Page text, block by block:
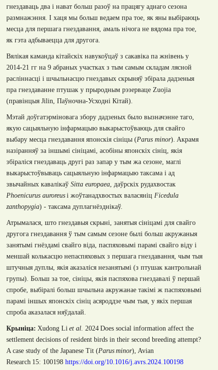
гнездаваць два і нават больш разоў на працягу аднаго сезона
размнажэння. І хаця мы больш ведаем пра тое, як яны выбіраюць
месца для першага гнездавання, амаль нічога не вядома пра тое,
як гэта адбываецца для другога.
Вялікая каманда кітайскіх навукоўцаў з сакавіка па жнівень у
2014-21 гг на 9 абраных участках з тым самым складам лясной
расліннасці і шчыльнасцю гнездавых скрыняў збірала дадзеныя
пра гнездаванне птушак у прыродным рэзерваце Zuojia
(правінцыя Jilin, Паўночна-Усходні Кітай).
Мэтай доўгатэрміновага збору дадзеных было вызначэнне таго,
якую сацыяльную інфармацыю выкарыстоўваюць для свайго
выбару месца гнездавання японскія сініцы(Parus minor). Акрамя
назіранняў за іншымі сініцамі, асобіны японскіх сініц, якія
збіраліся гнездаваць другі раз запар у тым жа сезоне, маглі
выкарыстоўвываць сацыяльную інфармацыю таксама і ад
звычайных кавалікаў Sitta europaea, даўрскіх рудахвостак
Phoenicurus auroreus і жоўтанадхвостых валасяніц Ficedula
zanthopygia) - таксама дуплагнёзднікаў.
Атрымалася, што гнездавыя скрыні, занятыя сініцамі для свайго
другога гнездавання ў тым самым сезоне былі больш акружаныя
занятымі гнёздамі свайго віда, паспяховымі парамі свайго віду і
меншай колькасцю непаспяховых з першага гнездавання, чым тыя
штучныя дуплы, якія аказаліся незанятымі (з птушак кантрольнай
групы). Больш за тое, сініцы, якія паспяхова гнездавалі ў першай
спробе, выбіралі больш шчыльна акружанае такімі ж паспяховымі
парамі іншых японскіх сініц асяроддзе чым тыя, у якіх першая
спроба аказалася няўдалай.
Крыніца: Xudong Li et al. 2024 Does social information affect the
settlement decisions of resident birds in their second breeding attempt?
A case study of the Japanese Tit (Parus minor), Avian
Research 15: 100198 https://doi.org/10.1016/j.avrs.2024.100198